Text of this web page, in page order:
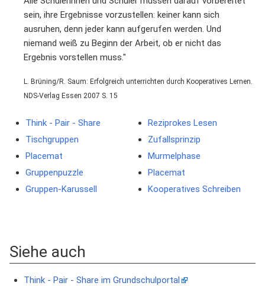
sein, ihre Ergebnisse vorzustellen: keiner kann sich
ausruhen, denn jeder kann aufgerufen werden. Und
niemand weiß zu Beginn der Arbeit, ob er nicht das
Ergebnis vorstellen muss."
L. Brüning/R. Saum: Erfolgreich unterrichten durch Kooperatives Lernen.
NDS-Verlag Essen 2007 S. 15
Think - Pair - Share
Tischgruppen
Placemat
Gruppenpuzzle
Gruppen-Karussell
Reziprokes Lesen
Zufallsprinzip
Murmelphase
Placemat
Kooperatives Schreiben
Siehe auch
Think - Pair - Share im Grundschulportal